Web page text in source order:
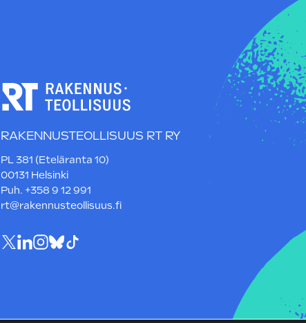
RAKENNUSTEOLLISUUS RT RY
PL 381 (Eteläranta 10)
00131 Helsinki
Puh. +358 9 12 991
rt@rakennusteollisuus.fi